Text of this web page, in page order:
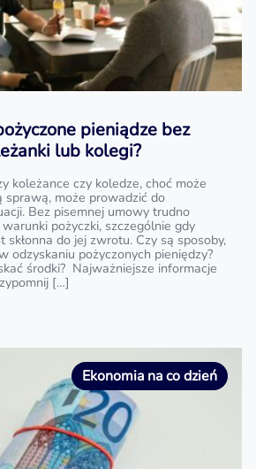
pieniądze bez
lub kolegi?
koleżance czy koledze, choć może
może prowadzić do
Bez pisemnej umowy trudno
pożyczki, szczególnie gdy
skłonna do jej zwrotu. Czy są sposoby,
odzyskaniu pożyczonych pieniędzy?
środki? Najważniejsze informacje
[…]
Ekonomia na co dzień